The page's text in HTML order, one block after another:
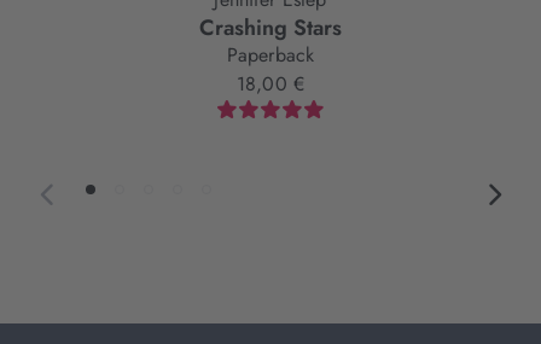
Crashing Stars
Paperback
18,00 €